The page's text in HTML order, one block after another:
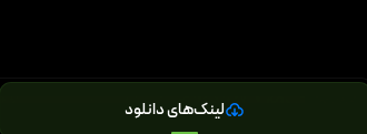
لینک‌های دانلود